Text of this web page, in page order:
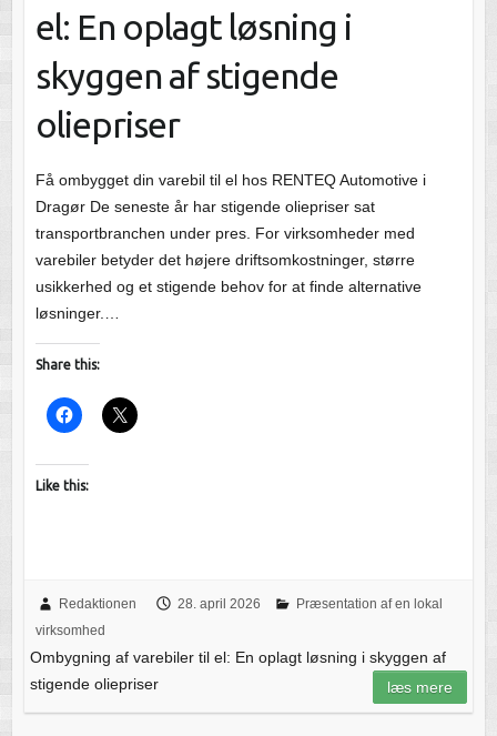
el: En oplagt løsning i
skyggen af stigende
oliepriser
Få ombygget din varebil til el hos RENTEQ Automotive i
Dragør De seneste år har stigende oliepriser sat
transportbranchen under pres. For virksomheder med
varebiler betyder det højere driftsomkostninger, større
usikkerhed og et stigende behov for at finde alternative
løsninger.…
Share this:
Like this:
Redaktionen 28. april 2026
Præsentation af en lokal
virksomhed
Ombygning af varebiler til el: En oplagt løsning i skyggen af
stigende oliepriser
læs mere